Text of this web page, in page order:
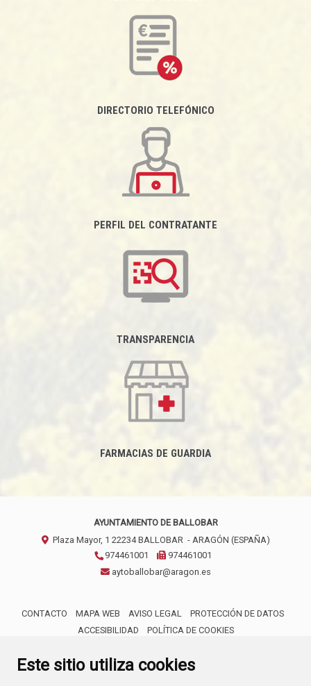
Este sitio utiliza cookies
DIRECTORIO TELEFÓNICO
PERFIL DEL CONTRATANTE
TRANSPARENCIA
FARMACIAS DE GUARDIA
AYUNTAMIENTO DE BALLOBAR
Plaza Mayor, 1 22234 BALLOBAR - ARAGÓN (ESPAÑA)
974461001
974461001
aytoballobar@aragon.es
CONTACTO MAPA WEB AVISO LEGAL
PROTECCIÓN DE DATOS
ACCESIBILIDAD
POLÍTICA DE COOKIES